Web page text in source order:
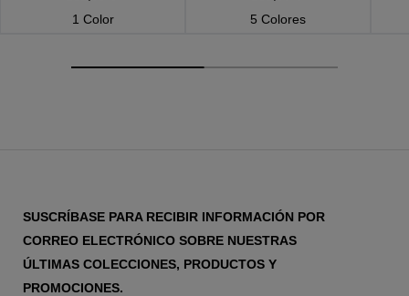
1 Color
5 Colores
SUSCRÍBASE PARA RECIBIR INFORMACIÓN POR
CORREO ELECTRÓNICO SOBRE NUESTRAS
ÚLTIMAS COLECCIONES, PRODUCTOS Y
PROMOCIONES.